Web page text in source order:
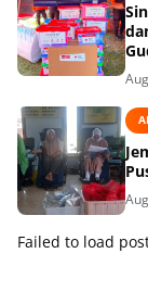
Failed to load